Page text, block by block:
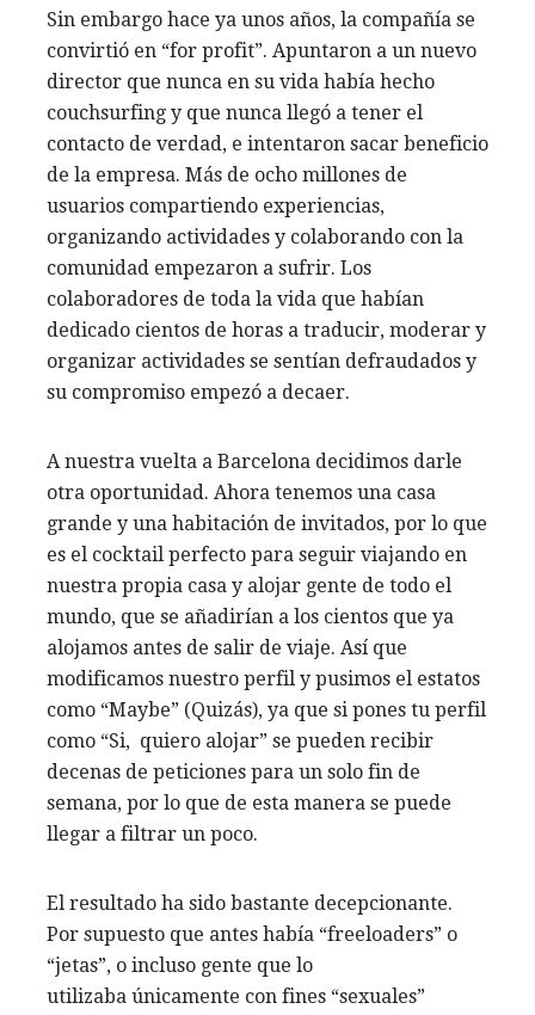
Sin embargo hace ya unos años, la compañía se
convirtió en “for profit”. Apuntaron a un nuevo
director que nunca en su vida había hecho
couchsurfing y que nunca llegó a tener el
contacto de verdad, e intentaron sacar beneficio
de la empresa. Más de ocho millones de
usuarios compartiendo experiencias,
organizando actividades y colaborando con la
comunidad empezaron a sufrir. Los
colaboradores de toda la vida que habían
dedicado cientos de horas a traducir, moderar y
organizar actividades se sentían defraudados y
su compromiso empezó a decaer.
A nuestra vuelta a Barcelona decidimos darle
otra oportunidad. Ahora tenemos una casa
grande y una habitación de invitados, por lo que
es el cocktail perfecto para seguir viajando en
nuestra propia casa y alojar gente de todo el
mundo, que se añadirían a los cientos que ya
alojamos antes de salir de viaje. Así que
modificamos nuestro perfil y pusimos el estatos
como “Maybe” (Quizás), ya que si pones tu perfil
como “Si, quiero alojar” se pueden recibir
decenas de peticiones para un solo fin de
semana, por lo que de esta manera se puede
llegar a filtrar un poco.
El resultado ha sido bastante decepcionante.
Por supuesto que antes había “freeloaders” o
“jetas”, o incluso gente que lo
utilizaba únicamente con fines “sexuales”